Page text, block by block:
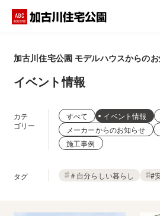
動画でモデルハウス見学
アクセス
好みからモデルハウスを探す
住まいづくりお役立ち情報
加古川住宅公園 モデルハウスからの
イベント情報
カテ
ゴリー
すべて イベント情報
メーカーからのお知らせ
施工事例
タグ ＃自分らしい暮らし #